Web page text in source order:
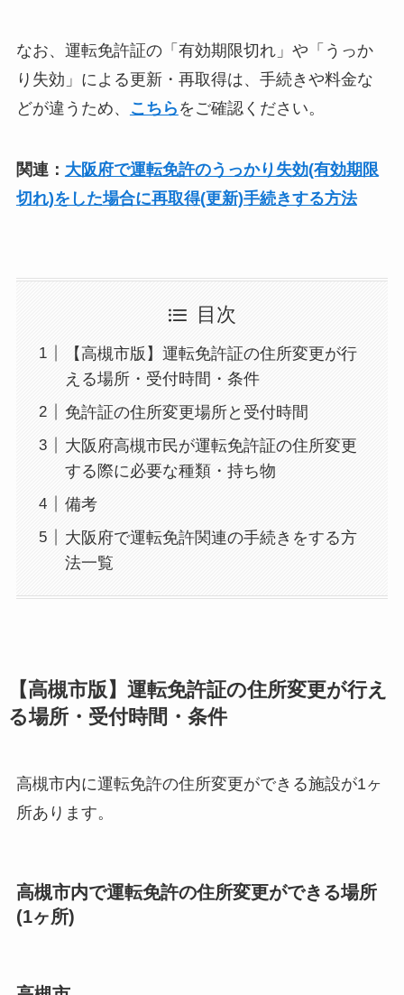
なお、運転免許証の「有効期限切れ」や「うっか
り失効」による更新・再取得は、手続きや料金な
どが違うため、
こちら をご確認ください。
関連： 大阪府で運転免許のうっかり失効(有効期限
切れ)をした場合に再取得(更新)手続きする方法
目次
【高槻市版】運転免許証の住所変更が行
える場所・受付時間・条件
免許証の住所変更場所と受付時間
大阪府高槻市民が運転免許証の住所変更
する際に必要な種類・持ち物
備考
大阪府で運転免許関連の手続きをする方
法一覧
【高槻市版】運転免許証の住所変更が行え
る場所・受付時間・条件
高槻市内に運転免許の住所変更ができる施設が1ヶ
所あります。
高槻市内で運転免許の住所変更ができる場所
(1ヶ所)